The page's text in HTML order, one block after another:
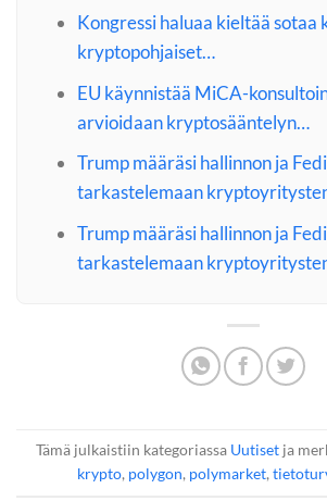
Kongressi haluaa kieltää sotaa
kryptopohjaiset…
EU käynnistää MiCA-
arvioidaan kryptosääntelyn…
Trump määräsi hallinnon ja
tarkastelemaan
Trump määräsi hallinnon ja
tarkastelemaan
Tämä julkaistiin kategoriassa Uutisetja
krypto, polygon, polymarket,